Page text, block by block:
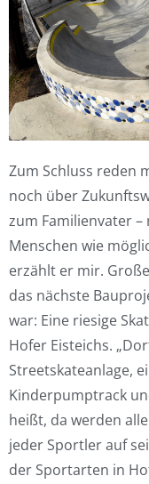
Zum Schluss reden
noch über
zum Familienvater
Menschen wie
erzählt er mir.
das nächste
war: Eine riesige
Hofer Eisteichs.
Streetskateanlage,
Kinderpumptrack
heißt, da werden
jeder Sportler auf
der Sportarten in